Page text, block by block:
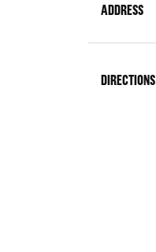
ADDRESS
DIRECTIONS